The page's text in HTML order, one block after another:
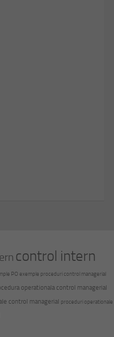
control intern
PO exemple proceduri control managerial
operationala control managerial
control managerial proceduri operationale